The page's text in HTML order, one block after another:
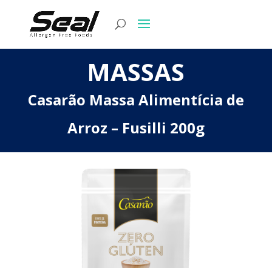
MASSAS
Casarão Massa Alimentícia de
Arroz – Fusilli 200g